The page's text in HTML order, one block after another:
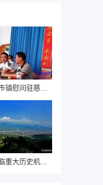
慈利县象市镇慰问驻慈海军部队迎“八一”
慈利县面临重大历史机遇，有望“撤县设市”